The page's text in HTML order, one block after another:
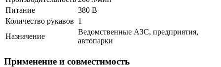
Питание
380 В
Количество рукавов 1
Назначение
Ведомственные АЗС, предприятия,
автопарки
Применение и совместимость